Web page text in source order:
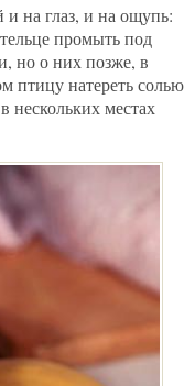
на глаз, и на ощупь:
промыть под
но о них позже, в
птицу натереть солью
местах